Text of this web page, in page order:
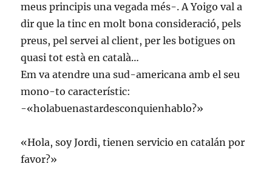
meus principis una vegada més-. A Yoigo val a
dir que la tinc en molt bona consideració, pels
preus, pel servei al client, per les botigues on
quasi tot està en català…
Em va atendre una sud-americana amb el seu
mono-to característic:
-«holabuenastardesconquienhablo?»
«Hola, soy Jordi, tienen servicio en catalán por
favor?»